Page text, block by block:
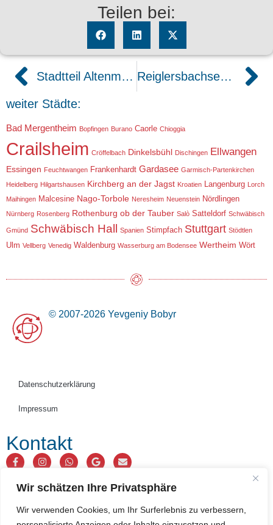
Wir schätzen Ihre Privatsphäre
Wir verwenden Cookies, um Ihr Surferlebnis zu verbessern,
Teilen bei:
Stadtteil Altenmünster in Crailsheim Reiglersbachsee in Stimpfach
weiter Städte:
Bad Mergentheim Bopfingen Burano Caorle Chioggia
Crailsheim Cröffelbach Dinkelsbühl Dischingen Ellwangen
Essingen Feuchtwangen Frankenhardt Gardasee Garmisch-Partenkirchen
Heidelberg Hilgartshausen Kirchberg an der Jagst Kroatien Langenburg Lorch
Maihingen Malcesine Nago-Torbole Neresheim Neuenstein Nördlingen
Nürnberg Rosenberg Rothenburg ob der Tauber Salò Satteldorf Schwäbisch
Gmünd Schwäbisch Hall Spanien Stimpfach Stuttgart Stödtlen
Ulm Vellberg Venedig Waldenburg Wasserburg am Bodensee Wertheim Wört
© 2007-2026 Yevgeniy Bobyr
Datenschutzerklärung
Impressum
Kontakt